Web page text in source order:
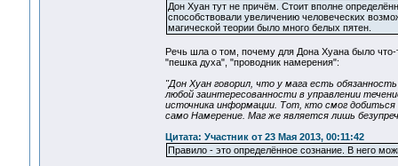
Дон Хуан тут не причём. Стоит вполне
способствовали увеличению человеческих
магической теории было много белых пятен.
Речь шла о том, почему для Дона Хуана было что-
"пешка духа", "проводник намерения":
"Дон Хуан говорил, что у мага есть
любой заинтересованности в управлении
источника информации. Тот, кто смог
само Намерение. Маг же является лишь
Цитата: Участник от 23 Мая 2013, 00:11:42
Правило - это определённое сознание. В него